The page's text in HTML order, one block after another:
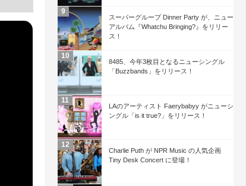
スーパーグループ Dinner Party が、ニュー
アルバム『Whatchu Bringing?』をリリー
ス！
8485、今年3枚目となるニューシングル
「Buzzbands」をリリース！
LAのアーティスト Faerybabyy がニューシ
ングル「is it true?」をリリース！
Charlie Puth が NPR Music の人気企画
Tiny Desk Concert に登場！